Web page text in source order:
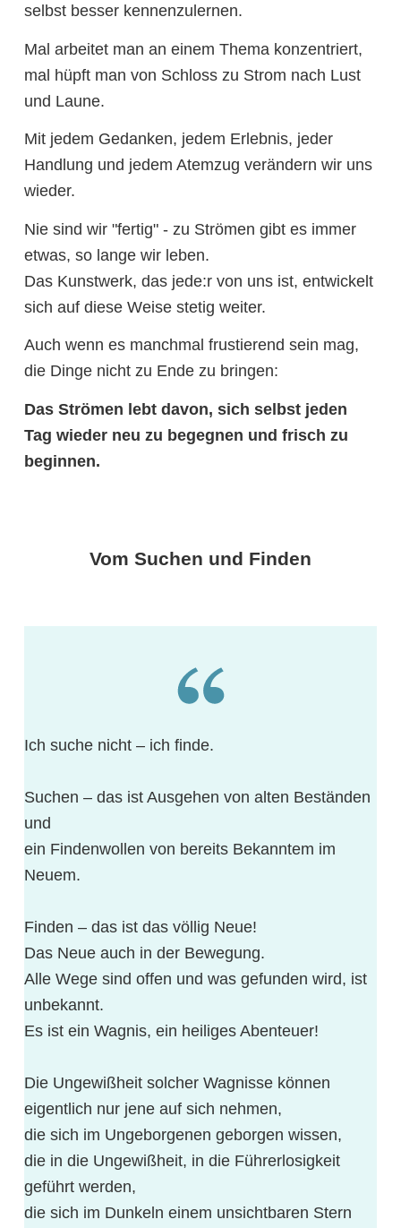
selbst besser kennenzulernen.
Mal arbeitet man an einem Thema konzentriert,
mal hüpft man von Schloss zu Strom nach Lust
und Laune.
Mit jedem Gedanken, jedem Erlebnis, jeder
Handlung und jedem Atemzug verändern wir uns
wieder.
Nie sind wir "fertig" - zu Strömen gibt es immer
etwas, so lange wir leben.
Das Kunstwerk, das jede:r von uns ist, entwickelt
sich auf diese Weise stetig weiter.
Auch wenn es manchmal frustierend sein mag,
die Dinge nicht zu Ende zu bringen:
Das Strömen lebt davon, sich selbst jeden
Tag wieder neu zu begegnen und frisch zu
beginnen.
Vom Suchen und Finden
Ich suche nicht – ich finde.
Suchen – das ist Ausgehen von alten Beständen
und
ein Findenwollen von bereits Bekanntem im
Neuem.
Finden – das ist das völlig Neue!
Das Neue auch in der Bewegung.
Alle Wege sind offen und was gefunden wird, ist
unbekannt.
Es ist ein Wagnis, ein heiliges Abenteuer!
Die Ungewißheit solcher Wagnisse können
eigentlich nur jene auf sich nehmen,
die sich im Ungeborgenen geborgen wissen,
die in die Ungewißheit, in die Führerlosigkeit
geführt werden,
die sich im Dunkeln einem unsichtbaren Stern